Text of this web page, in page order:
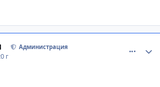
Администрация
г